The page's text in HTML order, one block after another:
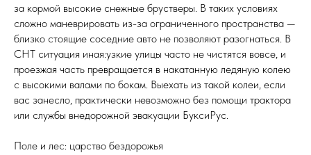
за кормой высокие снежные брустверы. В таких условиях
сложно маневрировать из-за ограниченного пространства —
близко стоящие соседние авто не позволяют разогнаться. В
СНТ ситуация иная:узкие улицы часто не чистятся вовсе, и
проезжая часть превращается в накатанную ледяную колею
с высокими валами по бокам. Выехать из такой колеи, если
вас занесло, практически невозможно без помощи трактора
или службы внедорожной эвакуации БуксиРус.
Поле и лес: царство бездорожья